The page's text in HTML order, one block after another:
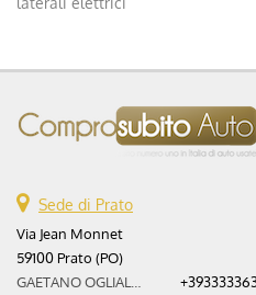
Sede di Prato
Via Jean Monnet
59100 Prato (PO)